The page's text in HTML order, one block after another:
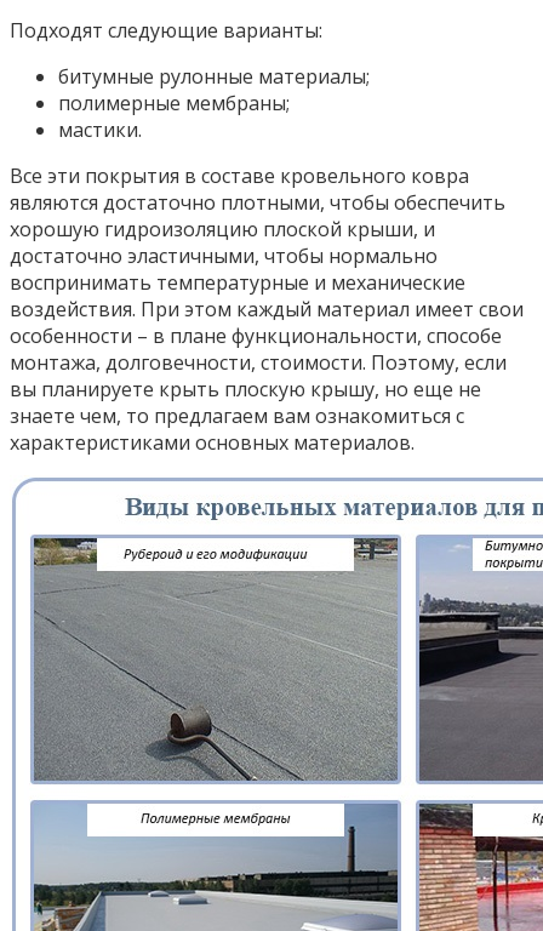
Подходят следующие варианты:
битумные рулонные материалы;
полимерные мембраны;
мастики.
Все эти покрытия в составе кровельного ковра
являются достаточно плотными, чтобы обеспечить
хорошую гидроизоляцию плоской крыши, и
достаточно эластичными, чтобы нормально
воспринимать температурные и механические
воздействия. При этом каждый материал имеет свои
особенности – в плане функциональности, способе
монтажа, долговечности, стоимости. Поэтому, если
вы планируете крыть плоскую крышу, но еще не
знаете чем, то предлагаем вам ознакомиться с
характеристиками основных материалов.